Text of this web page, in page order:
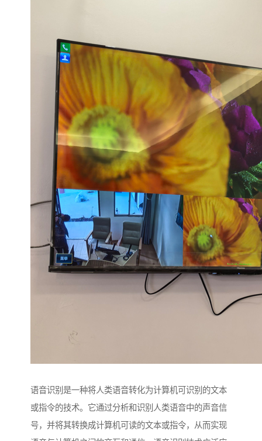
语音识别是一种将人类语音转化为计算机可识别的文本
或指令的技术。它通过分析和识别人类语音中的声音信
号，并将其转换成计算机可读的文本或指令，从而实现